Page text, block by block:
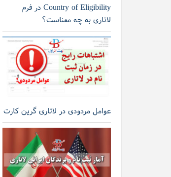
Country of Eligibility در فرم
لاتاری به چه معناست؟
عوامل مردودی در لاتاری گرین کارت